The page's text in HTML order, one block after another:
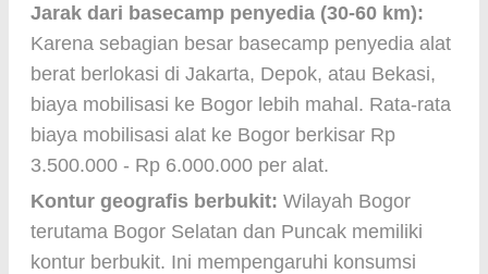
Jarak dari basecamp penyedia (30-60 km):
Karena sebagian besar basecamp penyedia alat
berat berlokasi di Jakarta, Depok, atau Bekasi,
biaya mobilisasi ke Bogor lebih mahal. Rata-rata
biaya mobilisasi alat ke Bogor berkisar Rp
3.500.000 - Rp 6.000.000 per alat.
Kontur geografis berbukit: Wilayah Bogor
terutama Bogor Selatan dan Puncak memiliki
kontur berbukit. Ini mempengaruhi konsumsi